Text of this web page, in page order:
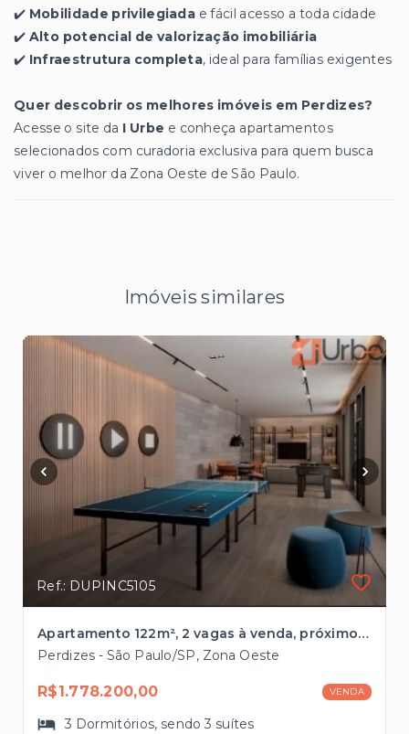
✔️ Mobilidade privilegiada e fácil acesso a toda cidade
✔️ Alto potencial de valorização imobiliária
✔️ Infraestrutura completa, ideal para famílias exigentes
Quer descobrir os melhores imóveis em Perdizes?
Acesse o site da I Urbe e conheça apartamentos
selecionados com curadoria exclusiva para quem busca
viver o melhor da Zona Oeste de São Paulo.
Imóveis similares
Ref.: DUPINC5105
Apartamento 122m², 2 vagas à venda, próximo à Avenida Pompéia
Perdizes - São Paulo/SP, Zona Oeste
R$1.778.200,00 VENDA
3 Dormitórios, sendo3 suítes